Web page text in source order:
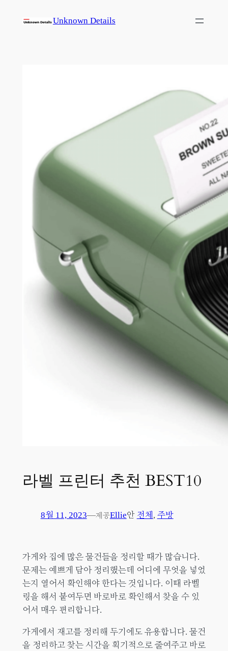
Unknown Details
라벨 프린터 추천 BEST10
8월 11, 2023—제공Ellie안 전체 , 주방
가게와 집에 많은 물건들을 정리할 때가 많습니다.
문제는 예쁘게 담아 정리했는데 어디에 무엇을 넣었
는지 열어서 확인해야 한다는 것입니다. 이때 라벨
링을 해서 붙여두면 바로바로 확인해서 찾을 수 있
어서 매우 편리합니다.
가게에서 재고를 정리해 두기에도 유용합니다. 물건
을 정리하고 찾는 시간을 획기적으로 줄여주고 바로